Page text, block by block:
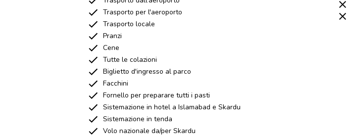
Trasporto per l'aeroporto
Trasporto locale
Pranzi
Cene
Tutte le colazioni
Biglietto d'ingresso al parco
Facchini
Fornello per preparare tutti i pasti
Sistemazione in hotel a Islamabad e Skardu
Sistemazione in tenda
Volo nazionale da/per Skardu